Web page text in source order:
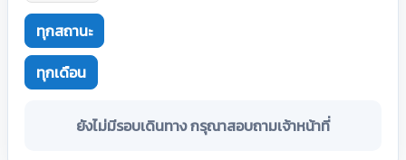
ทุกสถานะ
ทุกเดือน
ยังไม่มีรอบเดินทาง กรุณาสอบถามเจ้าหน้าที่